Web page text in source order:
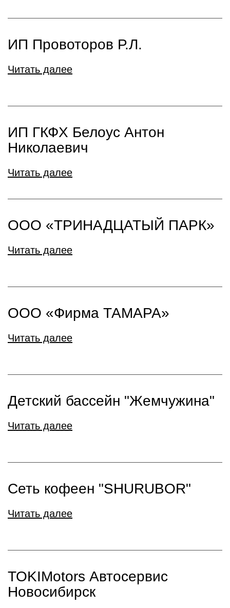
ИП Провоторов Р.Л.
Читать далее
ИП ГКФХ Белоус Антон
Николаевич
Читать далее
ООО «ТРИНАДЦАТЫЙ ПАРК»
Читать далее
ООО «Фирма ТАМАРА»
Читать далее
Детский бассейн "Жемчужина"
Читать далее
Сеть кофеен "SHURUBOR"
Читать далее
TOKIMotors Автосервис
Новосибирск